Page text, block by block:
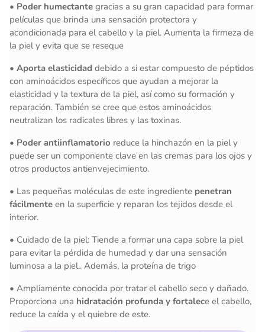
• Poder humectante gracias a su gran capacidad para formar
películas que brinda una sensación protectora y
acondicionada para el cabello y la piel. Aumenta la firmeza de
la piel y evita que se reseque
• Aporta elasticidad debido a si estar compuesto de péptidos
con aminoácidos específicos que ayudan a mejorar la
elasticidad y la textura de la piel, así como su formación y
reparación. También se cree que estos aminoácidos
neutralizan los radicales libres y las toxinas.
• Poder antiinflamatorio reduce la hinchazón en la piel y
puede ser un componente clave en las cremas para los ojos y
otros productos antienvejecimiento.
• Las pequeñas moléculas de este ingrediente penetran
fácilmente en la superficie y reparan los tejidos desde el
interior.
• Cuidado de la piel: Tiende a formar una capa sobre la piel
para evitar la pérdida de humedad y dar una sensación
luminosa a la piel.. Además, la proteína de trigo
• Ampliamente conocida por tratar el cabello seco y dañado.
Proporciona una hidratación profunda y fortalece el cabello,
reduce la caída y el quiebre de este.